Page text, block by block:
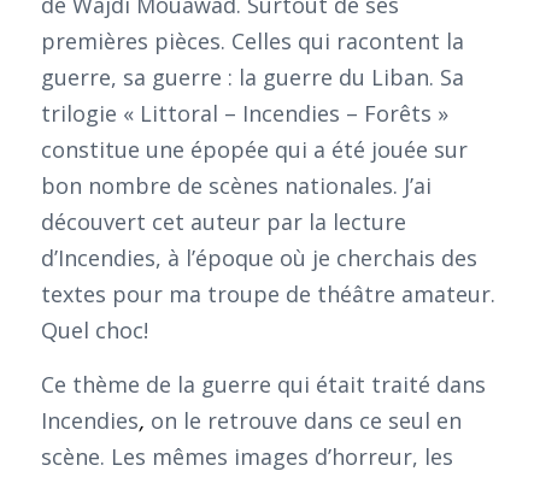
premières pièces. Celles qui racontent la
guerre, sa guerre : la guerre du Liban. Sa
trilogie « Littoral – Incendies – Forêts »
constitue une épopée qui a été jouée sur
bon nombre de scènes nationales. J’ai
découvert cet auteur par la lecture
d’Incendies, à l’époque où je cherchais des
textes pour ma troupe de théâtre amateur.
Quel choc!
Ce thème de la guerre qui était traité dans
Incendies, on le retrouve dans ce seul en
scène. Les mêmes images d’horreur, les